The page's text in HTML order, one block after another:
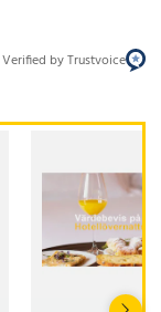
Verified by Trustvoice